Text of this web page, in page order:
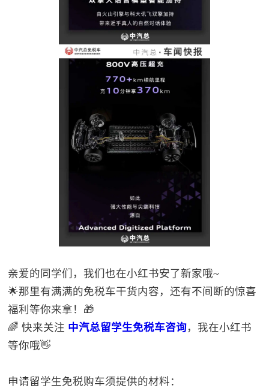
亲爱的同学们，我们也在小红书安了新家哦~
🌟那里有满满的免税车干货内容，还有不间断的惊喜
福利等你来拿！🎁
🌈 快来关注 中汽总留学生免税车咨询，我在小红书
等你哦👋
申请留学生免税购车须提供的材料：